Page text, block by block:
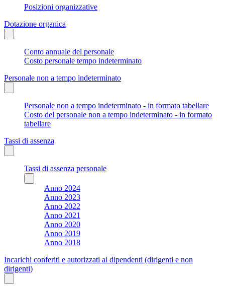
Posizioni organizzative
Dotazione organica
Conto annuale del personale
Costo personale tempo indeterminato
Personale non a tempo indeterminato
Personale non a tempo indeterminato - in formato tabellare
Costo del personale non a tempo indeterminato - in formato
tabellare
Tassi di assenza
Tassi di assenza personale
Anno 2024
Anno 2023
Anno 2022
Anno 2021
Anno 2020
Anno 2019
Anno 2018
Incarichi conferiti e autorizzati ai dipendenti (dirigenti e non
dirigenti)